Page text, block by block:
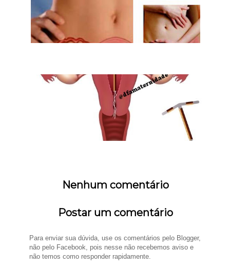
Nenhum comentário
Postar um comentário
Para enviar sua dúvida, use os comentários pelo Blogger,
não pelo Facebook, pois nesse não recebemos aviso e
não temos como responder rapidamente.